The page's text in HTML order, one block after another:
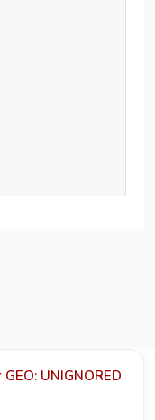
UNIGNORED